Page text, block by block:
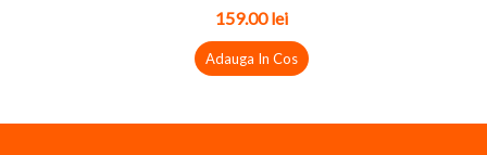
159.00 lei
Adauga In Cos